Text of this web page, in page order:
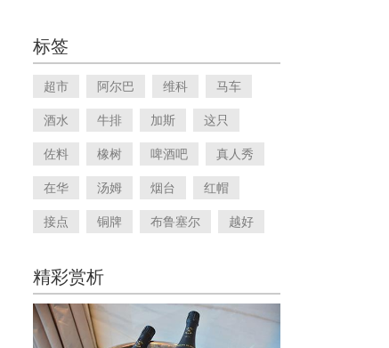
标签
超市 阿尔巴 维科 马车
酒水 牛排 加斯 这只
佐料 橡树 啤酒吧 真人秀
在华 汤姆 烟台 红帽
接点 铜牌 布鲁塞尔 越好
精彩赏析